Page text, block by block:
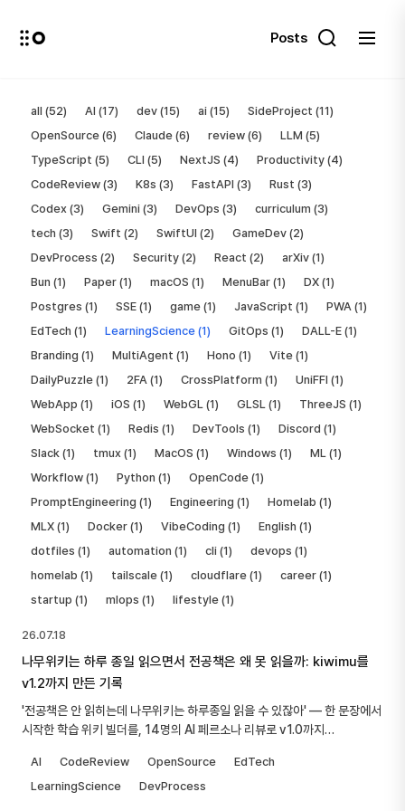
Posts
Posts
all (52) AI (17) dev (15) ai (15)
SideProject (11)
OpenSource (6)
Claude (6) review (6)
LLM (5)
TypeScript (5)
CLI (5) NextJS (4)
Productivity (4)
CodeReview (3)
K8s (3) FastAPI (3)
Rust (3)
Codex (3)
Gemini (3) DevOps (3)
curriculum (3)
tech (3)
Swift (2) SwiftUI (2)
GameDev (2)
DevProcess (2)
Security (2) React (2)
arXiv (1)
Bun (1)
Paper (1) macOS (1) MenuBar (1)
DX (1)
Postgres (1)
SSE (1) game (1) JavaScript (1)
PWA (1)
EdTech (1)
LearningScience (1) GitOps (1)
DALL-E (1)
Branding (1)
MultiAgent (1) Hono (1)
Vite (1)
DailyPuzzle (1)
2FA (1) CrossPlatform (1)
UniFFI (1)
WebApp (1)
iOS (1) WebGL (1) GLSL (1)
ThreeJS (1)
WebSocket (1)
Redis (1) DevTools (1)
Discord (1)
Slack (1)
tmux (1) MacOS (1) Windows (1)
ML (1)
Workflow (1)
Python (1)
OpenCode (1)
PromptEngineering (1)
Engineering (1)
Homelab (1)
MLX (1)
Docker (1) VibeCoding (1)
English (1)
dotfiles (1)
automation (1) cli (1)
devops (1)
homelab (1)
tailscale (1) cloudflare (1)
career (1)
startup (1)
mlops (1) lifestyle (1)
26.07.18
나무위키는 하루 종일 읽으면서 전공책은 왜 못 읽을까: kiwimu를
v1.2까지 만든 기록
'전공책은 안 읽히는데 나무위키는 하루종일 읽을 수 있잖아' — 한 문장에서
시작한 학습 위키 빌더를, 14명의 AI 페르소나 리뷰로 v1.0까지
넉 달간의 기록. 잘된 것과 어설펐던 것 모두.
AI CodeReview OpenSource
EdTech
LearningScience
DevProcess